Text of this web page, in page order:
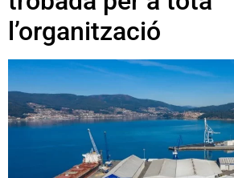
l’organització